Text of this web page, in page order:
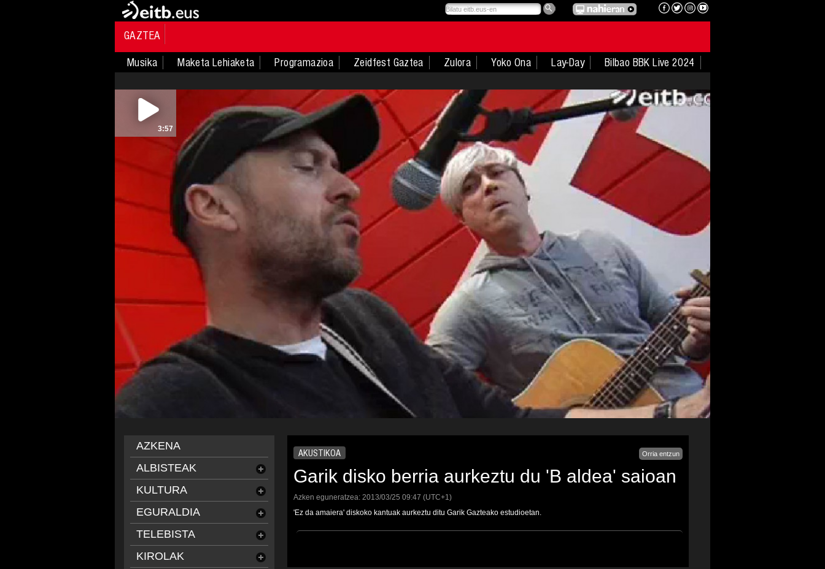
GAZTEA
Musika
Maketa Lehiaketa Programazioa Zeidfest Gaztea Zulora Yoko Ona Lay-Day Bilbao BBK Live 2024
3:57
AKUSTIKOA Orria entzun
Garik disko berria aurkeztu du 'B aldea' saioan
Azken eguneratzea: 2013/03/25 09:47 (UTC+1)
'Ez da amaiera' diskoko kantuak aurkeztu ditu Garik Gazteako estudioetan.
AZKENA
ALBISTEAK
KULTURA
EGURALDIA
TELEBISTA
KIROLAK